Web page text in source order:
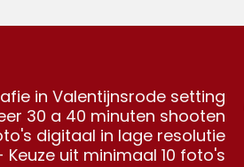
in Valentijnsrode setting
30 a 40 minuten shooten
digitaal in lage resolutie
Keuze uit minimaal 10 foto's